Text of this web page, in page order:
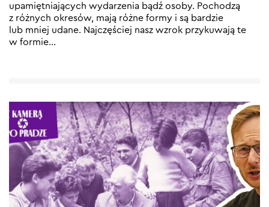
upamiętniających wydarzenia bądź osoby. Pochodzą
z różnych okresów, mają różne formy i są bardzie
lub mniej udane. Najczęściej nasz wzrok przykuwają te
w formie…